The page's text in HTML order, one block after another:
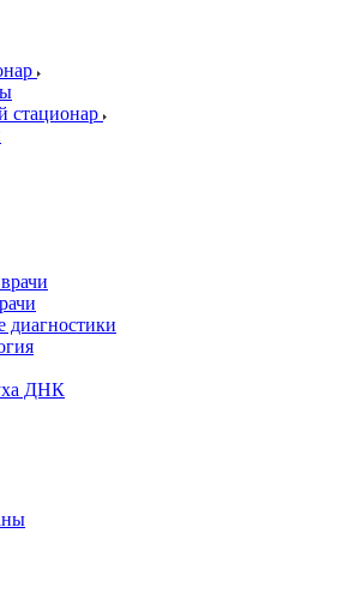
стационар
диагностики
ДНК